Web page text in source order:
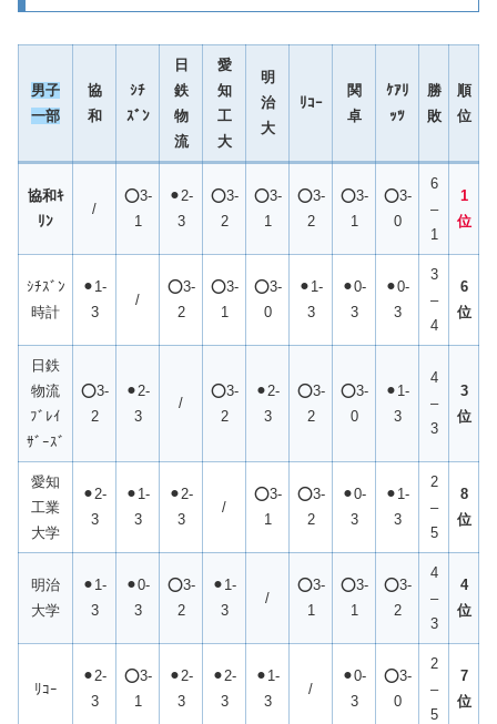
男子
一部
協
和
ｼﾁ
ｽﾞﾝ
日
鉄
物
流
愛
知
工
大
明
治
大
ﾘｺｰ
関
卓
ｹｱﾘ
ｯﾂ
勝
敗
順
位
協和ｷ
ﾘﾝ
/
⭕️3-
1
⚫︎2-
3
⭕️3-
2
⭕️3-
1
⭕️3-
2
⭕️3-
1
⭕️3-
0
6
–
1
1
位
ｼﾁｽﾞﾝ
時計
⚫︎1-
3
/
⭕️3-
2
⭕️3-
1
⭕️3-
0
⚫︎1-
3
⚫︎0-
3
⚫︎0-
3
3
–
4
6
位
日鉄
物流
ﾌﾞﾚｲ
ｻﾞｰｽﾞ
⭕️3-
2
⚫︎2-
3
/
⭕️3-
2
⚫︎2-
3
⭕️3-
2
⭕️3-
0
⚫︎1-
3
4
–
3
3
位
愛知
工業
大学
⚫︎2-
3
⚫︎1-
3
⚫︎2-
3
/
⭕️3-
1
⭕️3-
2
⚫︎0-
3
⚫︎1-
3
2
–
5
8
位
明治
大学
⚫︎1-
3
⚫︎0-
3
⭕️3-
2
⚫︎1-
3
/
⭕️3-
1
⭕️3-
1
⭕️3-
2
4
–
3
4
位
ﾘｺｰ
⚫︎2-
3
⭕️3-
1
⚫︎2-
3
⚫︎2-
3
⚫︎1-
3
/
⚫︎0-
3
⭕️3-
0
2
–
5
7
位